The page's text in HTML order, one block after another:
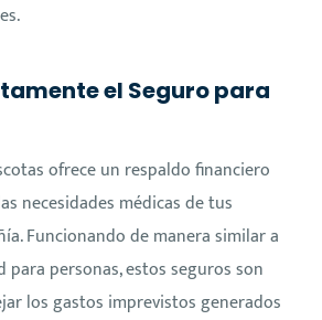
el Seguro para
ofrece un respaldo financiero
necesidades médicas de tus
Funcionando de manera similar a
para personas, estos seguros son
los gastos imprevistos generados